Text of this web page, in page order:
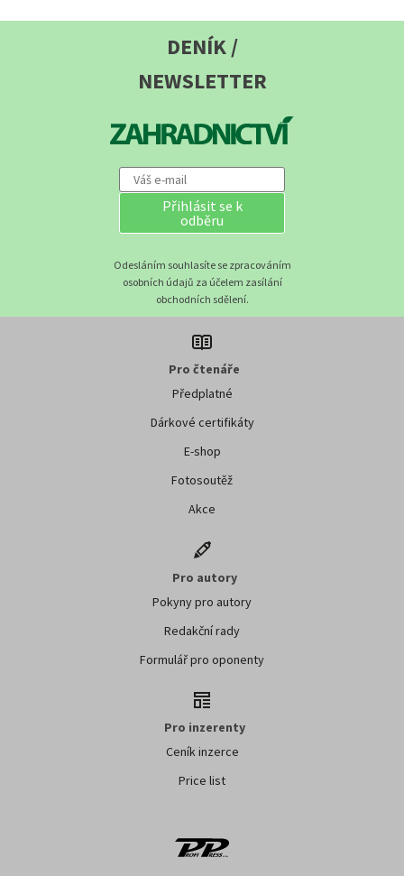
DENÍK /
NEWSLETTER
Přihlásit se k
odběru
Odesláním souhlasíte se zpracováním
osobních údajů za účelem zasílání
obchodních sdělení.
Pro čtenáře
Předplatné
Dárkové certifikáty
E-shop
Fotosoutěž
Akce
Pro autory
Pokyny pro autory
Redakční rady
Formulář pro oponenty
Pro inzerenty
Ceník inzerce
Price list